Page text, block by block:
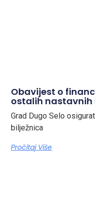
Obavijest o
ostalih
Grad Dugo Selo
bilježnica
Pročitaj Više